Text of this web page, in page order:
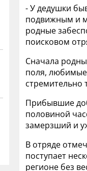
- У дедушки
подвижным и
родные
поисковом
Сначала
поля, любимые
стремительно
Прибывшие
половиной
замерзший и
В отряде
поступает
регионе без